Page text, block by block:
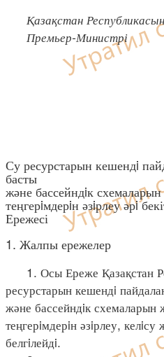
Қазақстан
Премьер-Министрі
Су ресурстарын кешендi
басты
және бассейндiк
теңгерiмдерiн әзiрлеу әрi
Ережесі
1. Жалпы ережелер
1. Осы Ереже Қазақстан
ресурстарын кешендi
және бассейндiк
теңгерiмдерiн әзiрлеу, келiсу
белгiлейдi.